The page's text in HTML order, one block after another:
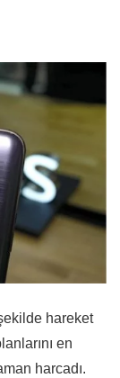
hareket
en
harcadı.